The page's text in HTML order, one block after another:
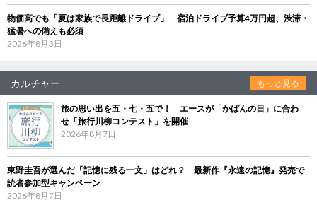
物価高でも「夏は家族で長距離ドライブ」 宿泊ドライブ予算4万円超、渋滞・
猛暑への備えも必須
2026年8月3日
カルチャー もっと見る
旅の思い出を五・七・五で！ エースが「かばんの日」に合わ
せ「旅行川柳コンテスト」を開催
2026年8月7日
東野圭吾が選んだ「記憶に残る一文」はどれ？ 最新作『永遠の記憶』発売で
読者参加型キャンペーン
2026年8月7日